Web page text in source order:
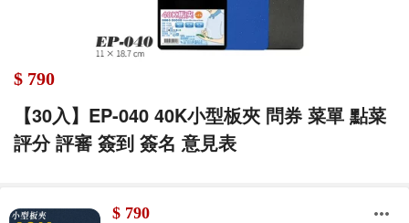
$ 790
【30入】EP-040 40K小型板夾 問券 菜單 點菜
評分 評審 簽到 簽名 意見表
$ 790